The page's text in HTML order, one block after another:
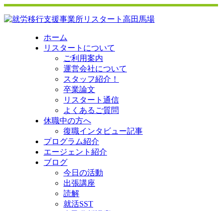
ホーム
リスタートについて
ご利用案内
運営会社について
スタッフ紹介！
卒業論文
リスタート通信
よくあるご質問
休職中の方へ
復職インタビュー記事
プログラム紹介
エージェント紹介
ブログ
今日の活動
出張講座
読解
就活SST